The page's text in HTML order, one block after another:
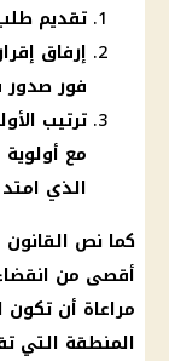
تقديم
إرفاق
فور صدور
ترتيب
مع
الذي
كما نص
أقصى من
مراعاة أن
المنطقة التي